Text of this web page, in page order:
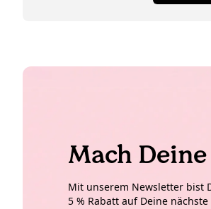
Mach
Mit unserem Newsletter bist
5 % Rabatt auf Deine